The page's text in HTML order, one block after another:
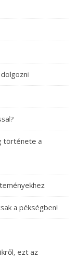
története a
a pékségben!
ezt az